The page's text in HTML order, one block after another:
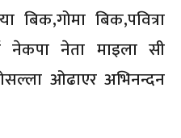
बिक,गोमा बिक,पवित्रा
नेता माइला सी
ओढाएर अभिनन्दन